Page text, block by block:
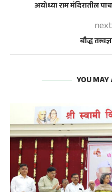
अयोध्या राम मंदिरातील
बौद्ध
YOU